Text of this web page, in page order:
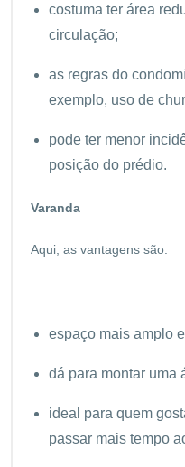
costuma ter área
circulação;
as regras do
exemplo, uso de
pode ter menor
posição do prédio.
Varanda
Aqui, as vantagens são:
espaço mais amplo
dá para montar uma
ideal para quem
passar mais tempo